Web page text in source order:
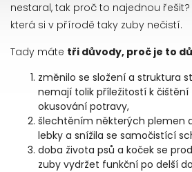
nestaral, tak proč to najednou
která si v přírodě taky zuby nečistí.
Tady máte tři důvody, proč je to
změnilo se složení a struktura
nemají tolik příležitostí k čištění
okusování potravy,
šlechtěním některých plemen
lebky a snížila se samočistící
doba života psů a koček se
zuby vydržet funkční po delší